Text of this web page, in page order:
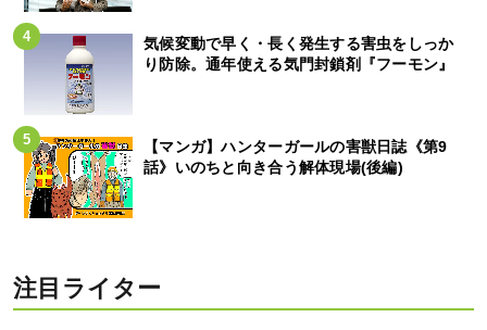
気候変動で早く・長く発生する害虫をしっか
り防除。通年使える気門封鎖剤『フーモン』
【マンガ】ハンターガールの害獣日誌《第9
話》いのちと向き合う解体現場(後編)
注目ライター